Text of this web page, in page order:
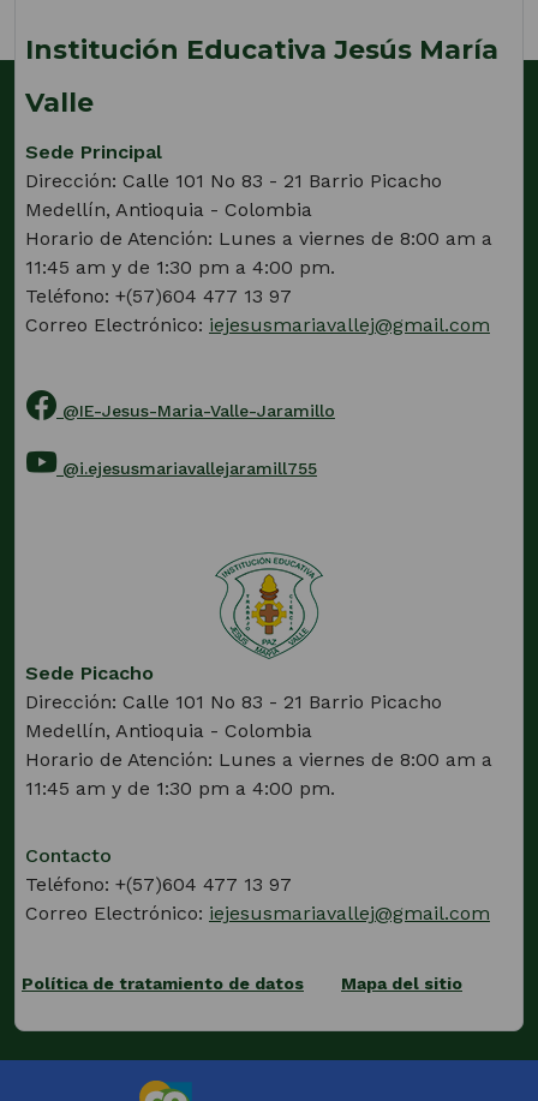
Institución Educativa Jesús María
Valle
Sede Principal
Dirección: Calle 101 No 83 - 21 Barrio Picacho
Medellín, Antioquia - Colombia
Horario de Atención: Lunes a viernes de 8:00 am a
11:45 am y de 1:30 pm a 4:00 pm.
Teléfono: +(57)604 477 13 97
Correo Electrónico: iejesusmariavallej@gmail.com
@IE-Jesus-Maria-Valle-Jaramillo
enlace
abrirá
@i.ejesusmariavallejaramill755
Sede Picacho
Dirección: Calle 101 No 83 - 21 Barrio Picacho
Medellín, Antioquia - Colombia
Horario de Atención: Lunes a viernes de 8:00 am a
11:45 am y de 1:30 pm a 4:00 pm.
Contacto
Teléfono: +(57)604 477 13 97
Correo Electrónico: iejesusmariavallej@gmail.com
Política de tratamiento de datos
enlace
Mapa del sitio